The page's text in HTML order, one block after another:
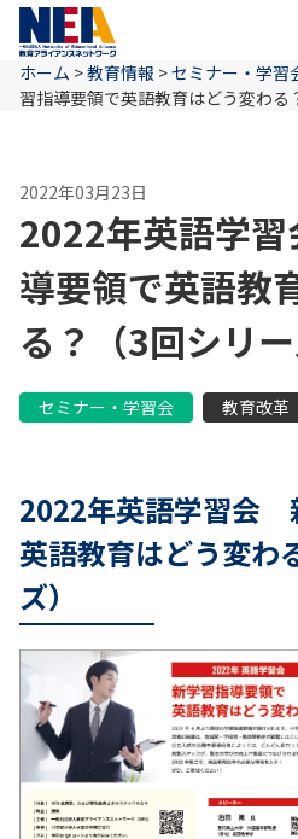
ホーム
NEAとは
教育情報
お問い合わせ
ホーム >教育情報 >セミナー・学習
習指導要領で英語教育はどう変わる
2022年03月23日
2022年英語学
導要領で英語教
る？（3回シリー
セミナー・学習会 教育改
2022年英語学習会
英語教育はどう変わ
ズ）